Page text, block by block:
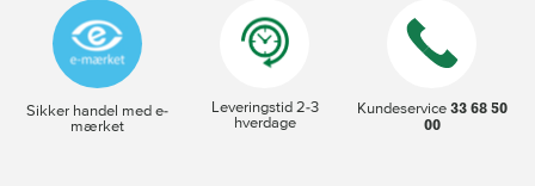
Sikker handel med e-
mærket
Leveringstid 2-3
hverdage
Kundeservice33 68 50
00